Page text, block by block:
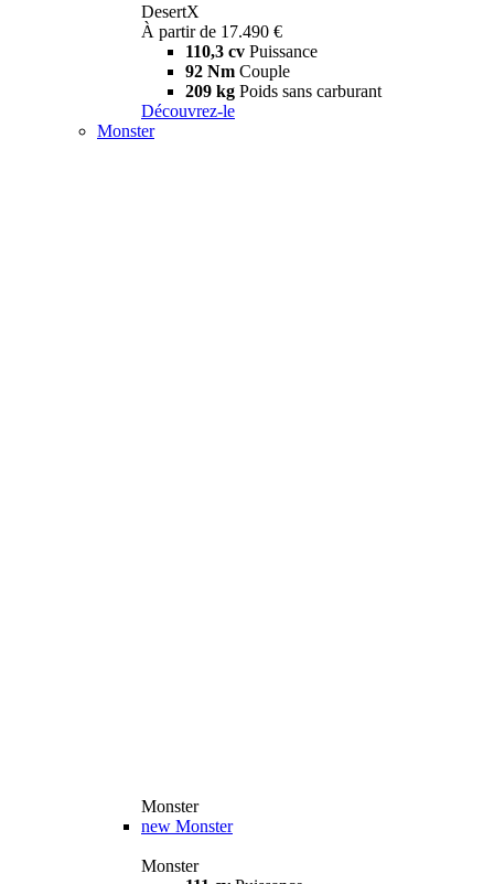
DesertX
À partir de 17.490 €
110,3 cv Puissance
92 Nm Couple
209 kg Poids sans carburant
Découvrez-le
Monster
Monster
new Monster
Monster